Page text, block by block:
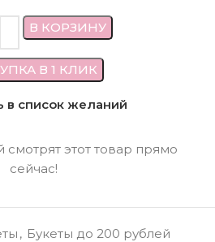
В КОРЗИНУ
В 1 КЛИК
в список желаний
смотрят этот товар прямо
сейчас!
, Букеты до 200 рублей